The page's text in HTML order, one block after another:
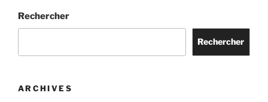
Rechercher
Rechercher
ARCHIVES